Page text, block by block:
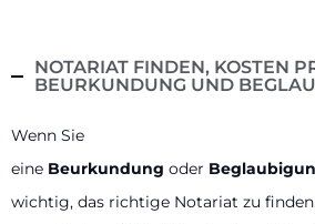
NOTARIAT FINDEN, KOSTEN
BEURKUNDUNG UND
Wenn Sie
eine Beurkundung oder
wichtig, das richtige Notariat zu